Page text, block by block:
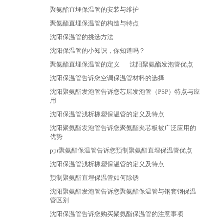
聚氨酯直埋保温管的安装与维护
聚氨酯直埋保温管的构造与特点
沈阳保温管的挑选方法
沈阳保温管的小知识，你知道吗？
聚氨酯直埋保温管的定义
沈阳聚氨酯发泡管优点
沈阳保温管​告诉您空调保温管材料的选择
沈阳聚氨酯发泡管告诉您芯层发泡管（PSP）特点与应
用
沈阳保温管浅析橡塑保温管的定义及特点
沈阳聚氨酯发泡管告诉您聚氨酯夹芯板被广泛应用的
优势
ppr聚氨酯保温管告诉您预制聚氨酯直埋保温管优点
沈阳保温管浅析橡塑保温管的定义及特点
预制聚氨酯直埋保温管​如何除锈
沈阳聚氨酯发泡管告诉您聚氨酯保温管与钢套钢保温
管区别
沈阳保温管告诉您购买聚氨酯保温管的注意事项